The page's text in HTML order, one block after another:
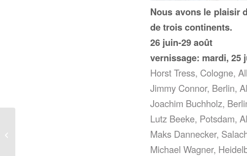
Nous avons le plaisir
de trois continents.
26 juin-29 août
vernissage: mardi, 25
Horst Tress, Cologne,
Jimmy Connor, Berlin,
Joachim Buchholz,
Lutz Beeke, Potsdam,
Maks Dannecker,
Michael Wagner,